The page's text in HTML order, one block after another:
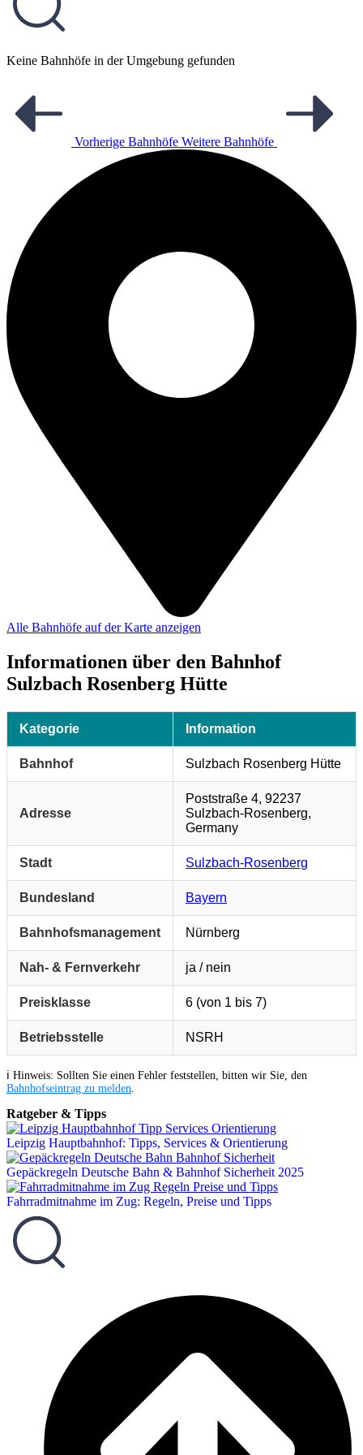
Keine Bahnhöfe in der Umgebung gefunden
Vorherige Bahnhöfe Weitere Bahnhöfe
Alle Bahnhöfe auf der Karte anzeigen
Informationen über den Bahnhof
Sulzbach Rosenberg Hütte
Kategorie Information
Bahnhof Sulzbach Rosenberg Hütte
Adresse
Poststraße 4, 92237
Sulzbach-Rosenberg,
Germany
Stadt Sulzbach-Rosenberg
Bundesland Bayern
Bahnhofsmanagement Nürnberg
Nah- & Fernverkehr ja / nein
Preisklasse 6 (von 1 bis 7)
Betriebsstelle NSRH
ℹ️ Hinweis: Sollten Sie einen Fehler feststellen, bitten wir Sie, den
Bahnhofseintrag zu melden
Ratgeber & Tipps
Leipzig Hauptbahnhof: Tipps, Services & Orientierung
Gepäckregeln Deutsche Bahn & Bahnhof Sicherheit 2025
Fahrradmitnahme im Zug: Regeln, Preise und Tipps